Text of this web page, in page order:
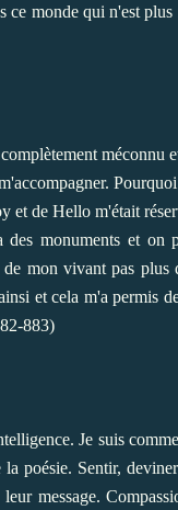
ce monde qui n'est
méconnu
et de Hello m'était
monuments et on
mon vivant pas plus
et cela m'a permis
883)
Je suis
poésie. Sentir,
message.